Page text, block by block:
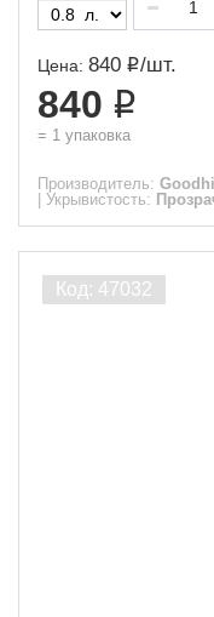
Цена: 840 /шт.
840
= 1 упаковка
Производитель:
Укрывистость: